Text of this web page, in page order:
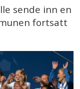
sende inn en
fortsatt